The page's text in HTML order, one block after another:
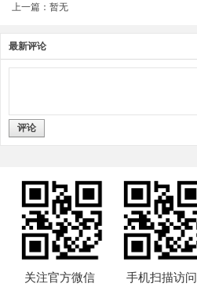
上一篇：暂无
最新评论
评论
关注官方微信 手机扫描访问